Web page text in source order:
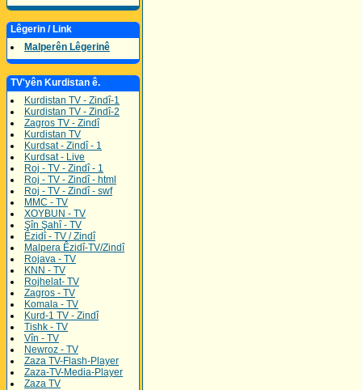
Lêgerin / Link
Malperên Lêgerinê
TV'yên Kurdistan ê.
Kurdistan TV - Zindî-1
Kurdistan TV - Zindî-2
Zagros TV - Zindî
Kurdistan TV
Kurdsat - Zindî - 1
Kurdsat - Live
Roj - TV - Zindî - 1
Roj - TV - Zindî - html
Roj - TV - Zindî - swf
MMC - TV
XOYBUN - TV
Şîn Şahî - TV
Êzidî - TV / Zindî
Malpera Êzidî-TV/Zindî
Rojava - TV
KNN - TV
Rojhelat- TV
Zagros - TV
Komala - TV
Kurd-1 TV - Zindî
Tishk - TV
Vîn - TV
Newroz - TV
Zaza TV-Flash-Player
Zaza-TV-Media-Player
Zaza TV